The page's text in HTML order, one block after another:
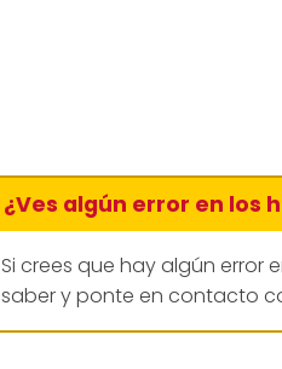
¿Ves algún error en los
Si crees que hay algún error
saber y ponte en contacto